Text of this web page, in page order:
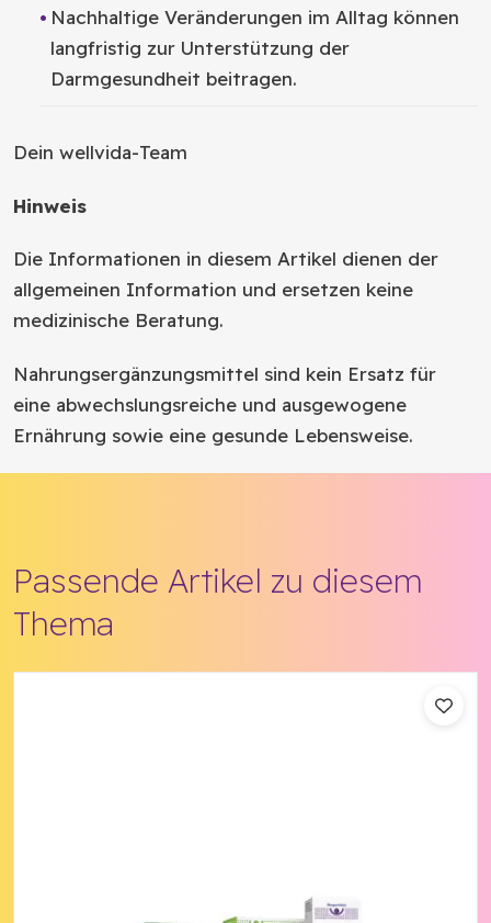
Nachhaltige Veränderungen im Alltag können
langfristig zur Unterstützung der
Darmgesundheit beitragen.
Dein wellvida-Team
Hinweis
Die Informationen in diesem Artikel dienen der
allgemeinen Information und ersetzen keine
medizinische Beratung.
Nahrungsergänzungsmittel sind kein Ersatz für
eine abwechslungsreiche und ausgewogene
Ernährung sowie eine gesunde Lebensweise.
Passende Artikel zu diesem
Thema